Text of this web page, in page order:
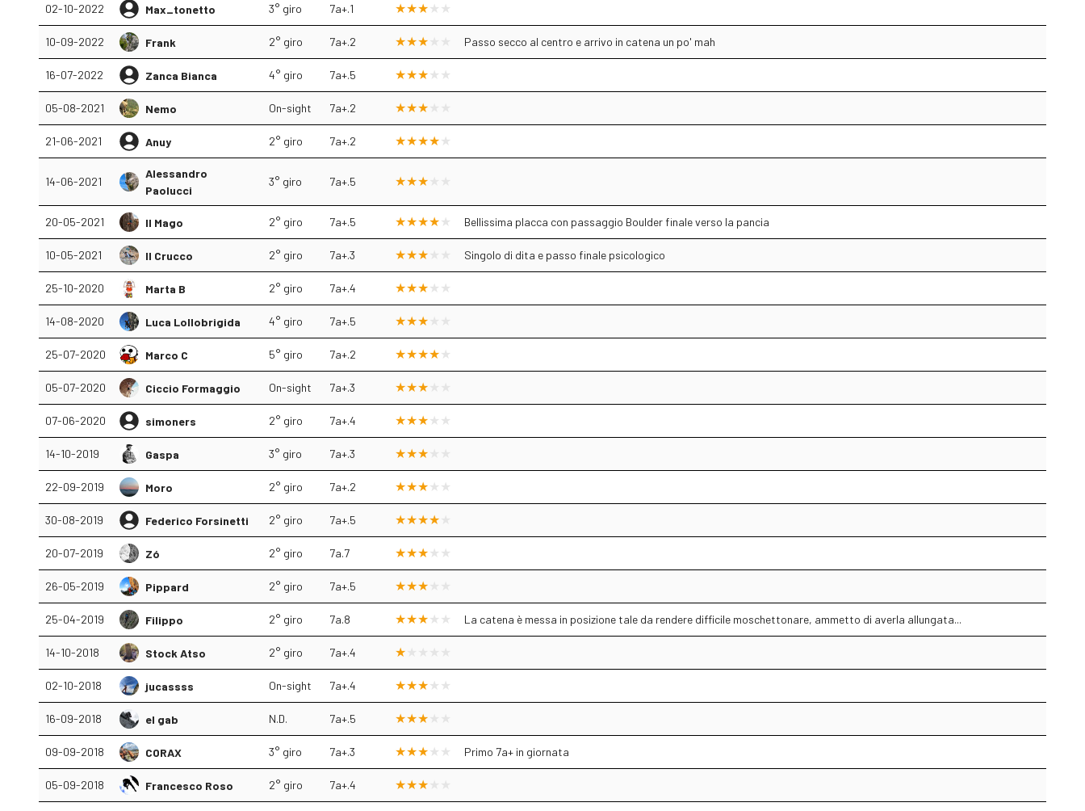
02-10-2022 Max_tonetto 3° giro 7a+.1
10-09-2022 Frank 2° giro 7a+.2 Passo secco al centro e arrivo in catena un po' mah
16-07-2022 Zanca Bianca 4° giro 7a+.5
05-08-2021 Nemo On-sight 7a+.2
21-06-2021 Anuy 2° giro 7a+.2
14-06-2021
Alessandro
Paolucci
3° giro 7a+.5
20-05-2021 Il Mago 2° giro 7a+.5 Bellissima placca con passaggio Boulder finale verso la pancia
10-05-2021 Il Crucco 2° giro 7a+.3 Singolo di dita e passo finale psicologico
25-10-2020 Marta B 2° giro 7a+.4
14-08-2020 Luca Lollobrigida 4° giro 7a+.5
25-07-2020 Marco C 5° giro 7a+.2
05-07-2020 Ciccio Formaggio On-sight 7a+.3
07-06-2020 simoners 2° giro 7a+.4
14-10-2019 Gaspa 3° giro 7a+.3
22-09-2019 Moro 2° giro 7a+.2
30-08-2019 Federico Forsinetti 2° giro 7a+.5
20-07-2019 Zó 2° giro 7a.7
26-05-2019 Pippard 2° giro 7a+.5
25-04-2019 Filippo 2° giro 7a.8 La catena è messa in posizione tale da rendere difficile moschettonare, ammetto di averla allungata...
14-10-2018 Stock Atso 2° giro 7a+.4
02-10-2018 jucassss On-sight 7a+.4
16-09-2018 el gab N.D. 7a+.5
09-09-2018 CORAX 3° giro 7a+.3 Primo 7a+ in giornata
05-09-2018 Francesco Roso 2° giro 7a+.4